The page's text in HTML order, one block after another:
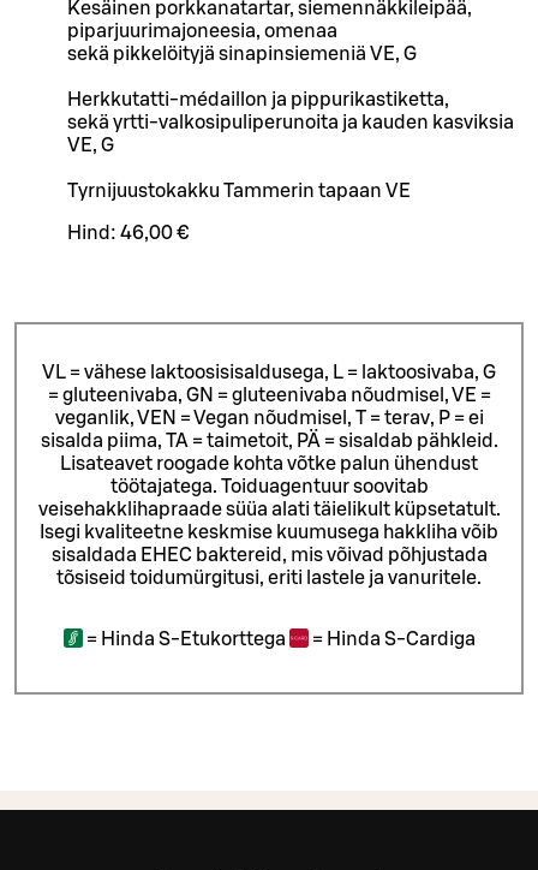
Kesäinen porkkanatartar, siemennäkkileipää,
piparjuurimajoneesia, omenaa
sekä pikkelöityjä sinapinsiemeniä VE, G
Herkkutatti-médaillon ja pippurikastiketta,
sekä yrtti-valkosipuliperunoita ja kauden kasviksia
VE, G
Tyrnijuustokakku Tammerin tapaan VE
Hind: 46,00 €
VL = vähese laktoosisisaldusega, L = laktoosivaba, G
= gluteenivaba, GN = gluteenivaba nõudmisel, VE =
veganlik, VEN = Vegan nõudmisel, T = terav, P = ei
sisalda piima, TA = taimetoit, PÄ = sisaldab pähkleid.
Lisateavet roogade kohta võtke palun ühendust
töötajatega. Toiduagentuur soovitab
veisehakklihapraade süüa alati täielikult küpsetatult.
Isegi kvaliteetne keskmise kuumusega hakkliha võib
sisaldada EHEC baktereid, mis võivad põhjustada
tõsiseid toidumürgitusi, eriti lastele ja vanuritele.
= Hinda S-Etukorttega = Hinda S-Cardiga